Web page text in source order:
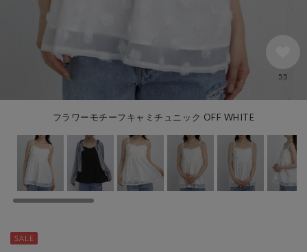
フラワーモチーフキャミチュニック OFF WHITE
55